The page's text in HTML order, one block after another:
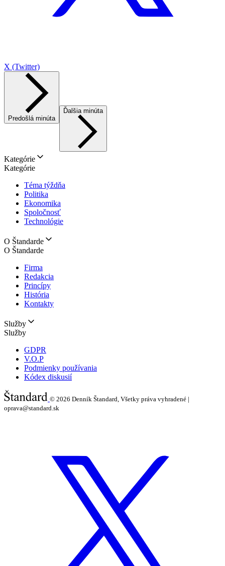
X (Twitter)
Predošlá minúta
Ďalšia minúta
Kategórie
Kategórie
Téma týždňa
Politika
Ekonomika
Spoločnosť
Technológie
O Štandarde
O Štandarde
Firma
Redakcia
Princípy
História
Kontakty
Služby
Služby
GDPR
V.O.P
Podmienky používania
Kódex diskusií
© 2026 Denník Štandard, Všetky práva vyhradené |
oprava@standard.sk